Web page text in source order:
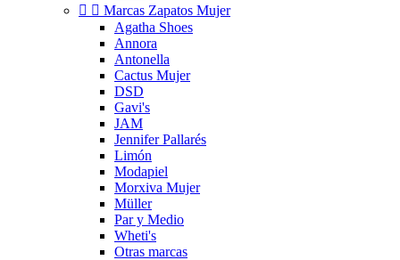
  Marcas Zapatos Mujer
Agatha Shoes
Annora
Antonella
Cactus Mujer
DSD
Gavi's
JAM
Jennifer Pallarés
Limón
Modapiel
Morxiva Mujer
Müller
Par y Medio
Wheti's
Otras marcas